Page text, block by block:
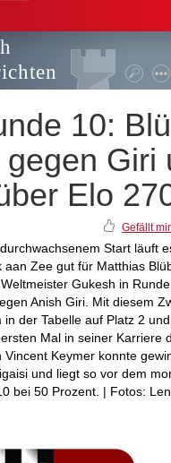
10:
Giri
Elo
Gefällt
Start läuft
aan Zee gut für Matthias
Gukesh in
Anish Giri. Mit diesem
in der Tabelle auf Platz 2
Mal in seiner Karriere
Vincent Keymer konnte
und liegt so vor dem
bei 50 Prozent. | Fotos: